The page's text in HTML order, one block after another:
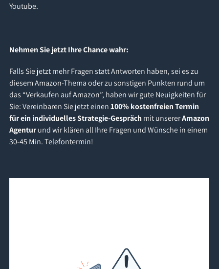
Youtube.
Nehmen Sie jetzt Ihre Chance wahr:
Falls Sie jetzt mehr Fragen statt Antworten haben, sei es zu
diesem Amazon-Thema oder zu sonstigen Punkten rund um
das “Verkaufen auf Amazon”, haben wir gute Neuigkeiten für
Sie: Vereinbaren Sie jetzt einen100% kostenfreien Termin
für ein individuelles Strategie-Gespräch mit unsererAmazon
Agenturund wir klären all Ihre Fragen und Wünsche in einem
30-45 Min. Telefontermin!